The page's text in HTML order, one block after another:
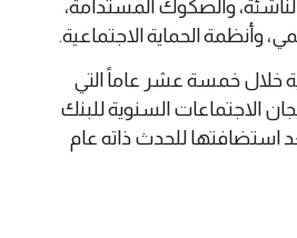
والصكوك المستدامة،
وأنظمة الحماية الاجتماعية.
خلال خمسة عشر عاماً التي
الاجتماعات السنوية للبنك
استضافتها للحدث ذاته عام